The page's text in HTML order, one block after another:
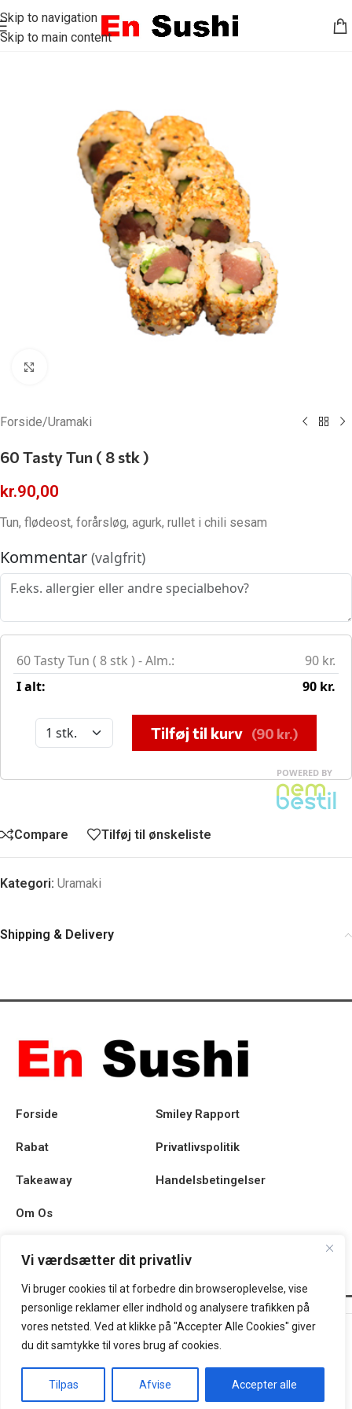
Vi værdsætter dit privatliv
Vi bruger cookies til at forbedre din browseroplevelse, vise
personlige reklamer eller indhold og analysere trafikken på
vores netsted. Ved at klikke på "Accepter Alle Cookies" giver
du dit samtykke til vores brug af cookies.
Tilpas Afvise Accepter alle
Skip to navigation
Skip to main content
Forside/Uramaki
60 Tasty Tun ( 8 stk )
kr.90,00
Tun, flødeost, forårsløg, agurk, rullet i chili sesam
Compare Tilføj til ønskeliste
Kategori: Uramaki
Shipping & Delivery
Forside
Rabat
Takeaway
Om Os
Smiley Rapport
Privatlivspolitik
Handelsbetingelser
En Sushi @ 2025 | Powered byNemBestil ApS